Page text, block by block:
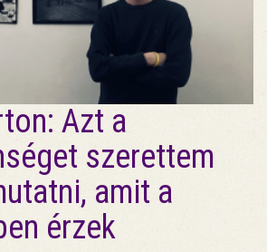
Azt a
szerettem
amit a
érzek